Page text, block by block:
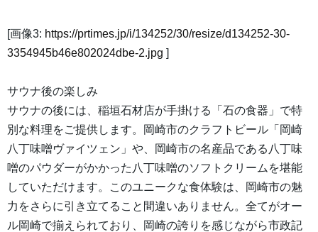
[画像3: https://prtimes.jp/i/134252/30/resize/d134252-30-
3354945b46e802024dbe-2.jpg ]
サウナ後の楽しみ
サウナの後には、稲垣石材店が手掛ける「石の食器」で特
別な料理をご提供します。岡崎市のクラフトビール「岡崎
八丁味噌ヴァイツェン」や、岡崎市の名産品である八丁味
噌のパウダーがかかった八丁味噌のソフトクリームを堪能
していただけます。このユニークな食体験は、岡崎市の魅
力をさらに引き立てること間違いありません。全てがオー
ル岡崎で揃えられており、岡崎の誇りを感じながら市政記